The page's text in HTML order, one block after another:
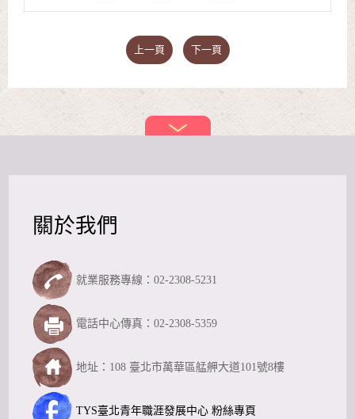
上一頁 下一頁
關於我們
就業服務專線：02-2308-5231
TYS臺北青年職涯發展中心 粉絲專頁
電話中心傳真：02-2308-5359
地址：108 臺北市萬華區艋舺大道101號8樓